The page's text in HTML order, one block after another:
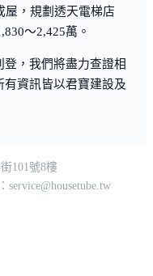
屋，規劃透天電梯店
～2,425萬。
，我們將盡力查證相
有資訊皆以君寶建設及
101號8樓
service@housetube.tw